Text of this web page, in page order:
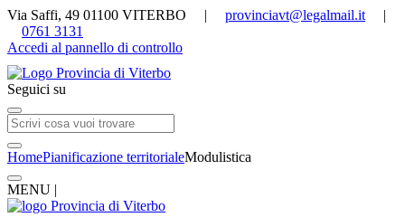
Via Saffi, 49 01100 VITERBO | provinciavt@legalmail.it |
0761 3131
Accedi al pannello di controllo
Seguici su
HomePianificazione territorialeModulistica
MENU |